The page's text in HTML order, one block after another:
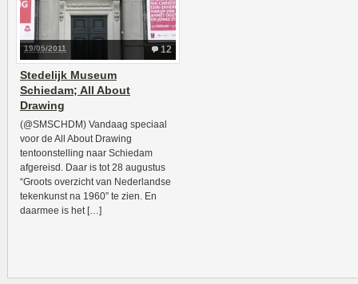
12
19/05/2011
Stedelijk Museum
Schiedam; All About
Drawing
(@SMSCHDM) Vandaag speciaal
voor de All About Drawing
tentoonstelling naar Schiedam
afgereisd. Daar is tot 28 augustus
“Groots overzicht van Nederlandse
tekenkunst na 1960” te zien. En
daarmee is het […]